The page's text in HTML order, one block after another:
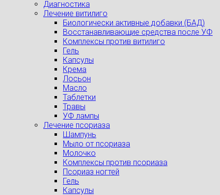
Диагностика
Лечение витилиго
Биологически активные добавки (БАД)
Восстанавливающие средства после УФ
Комплексы против витилиго
Гель
Капсулы
Крема
Лосьон
Масло
Таблетки
Травы
УФ лампы
Лечение псориаза
Шампунь
Мыло от псориаза
Молочко
Комплексы против псориаза
Псориаз ногтей
Гель
Капсулы